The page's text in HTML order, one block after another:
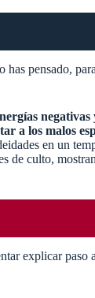
pensado,
a los malos
en un
de culto,
explicar